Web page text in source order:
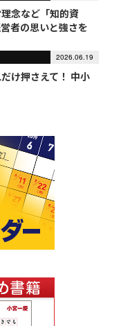
理念など「知的資
者の思いと強さを
2026.06.19
だけ押さえて！ 中小